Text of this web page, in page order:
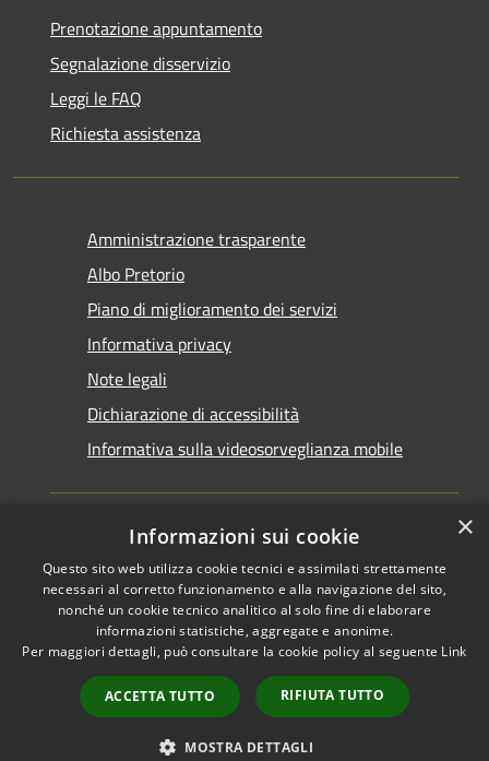
Prenotazione appuntamento
Segnalazione disservizio
Leggi le FAQ
Richiesta assistenza
Amministrazione trasparente
Albo Pretorio
Piano di miglioramento dei servizi
Informativa privacy
Note legali
Dichiarazione di accessibilità
Informativa sulla videosorveglianza mobile
RSS
Accessibilità
Cookie
Mappa del sito
Area riservata del
Copyright © 2026 • Comune di
Taranto • Powered by
Municipium•Accesso
redazione
×
Informazioni sui cookie
Questo sito web utilizza cookie tecnici e assimilati strettamente
necessari al corretto funzionamento e alla navigazione del sito,
nonché un cookie tecnico analitico al solo fine di elaborare
informazioni statistiche, aggregate e anonime.
Per maggiori dettagli, può consultare la cookie policy al seguente Link
ACCETTA TUTTO RIFIUTA TUTTO
MOSTRA DETTAGLI